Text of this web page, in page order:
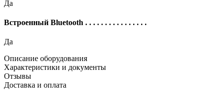
Да
Встроенный Bluetooth . . . . . . . . . . . . . . . .
Да
Описание оборудования
Характеристики и документы
Отзывы
Доставка и оплата